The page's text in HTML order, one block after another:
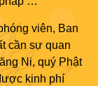
viên, Ban
cần sự quan
Ni, quý Phật
kinh phí